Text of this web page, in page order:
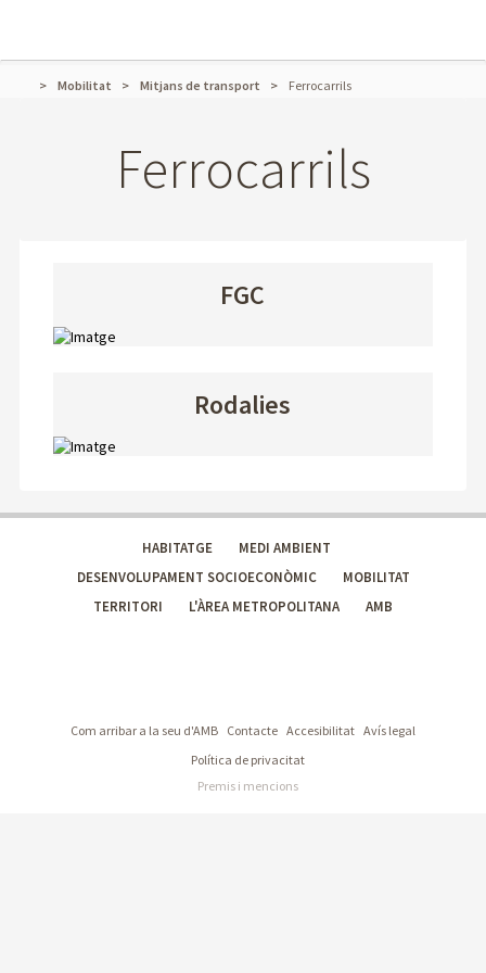
Mobilitat Mitjans de transport Ferrocarrils
Ferrocarrils
FGC
Rodalies
HABITATGE
MEDI AMBIENT
DESENVOLUPAMENT SOCIOECONÒMIC
MOBILITAT
TERRITORI
L'ÀREA METROPOLITANA AMB
Com arribar a la seu d'AMB Contacte Accesibilitat Avís legal
Política de privacitat
Premis i mencions